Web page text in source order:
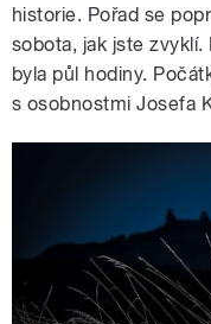
historie. Pořad se
sobota, jak jste zvyklí.
byla půl hodiny.
s osobnostmi Josefa